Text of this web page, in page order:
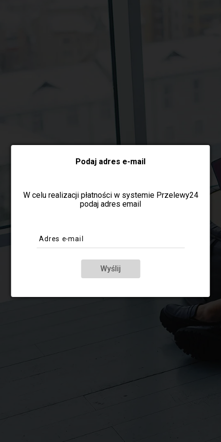
Wybierz formę płatności
Podaj adres e-mail
W celu realizacji płatności w systemie Przelewy24
podaj adres email
Adres e-mail
Wyślij